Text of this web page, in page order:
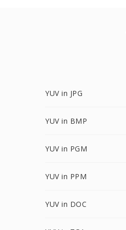
YUV in JPG
YUV in BMP
YUV in PGM
YUV in PPM
YUV in DOC